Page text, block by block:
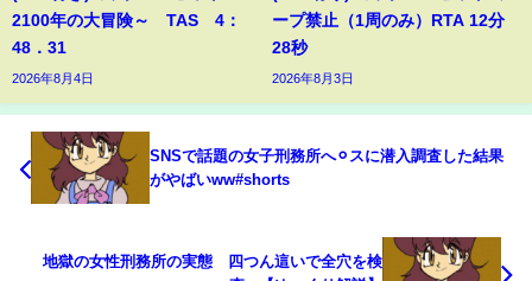
2100年の大冒険～ TAS 4：
48．31
2026年8月4日
ープ禁止（1周のみ）RTA 12分
28秒
2026年8月3日
SNSで話題の女子刑務所へ⚪︎スに潜入調査した結果
がやばいww#shorts
地獄の女性刑務所の実態 四つん這いで全穴を検